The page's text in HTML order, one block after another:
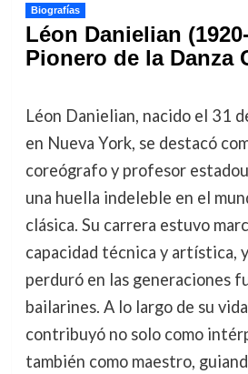
Biografías
Léon Danielian
Pionero de la Danza
Léon Danielian, nacido el 31
en Nueva York, se destacó
coreógrafo y profesor
una huella indeleble en el
clásica. Su carrera estuvo
capacidad técnica y artística,
perduró en las generaciones
bailarines. A lo largo de su
contribuyó no solo como
también como maestro,